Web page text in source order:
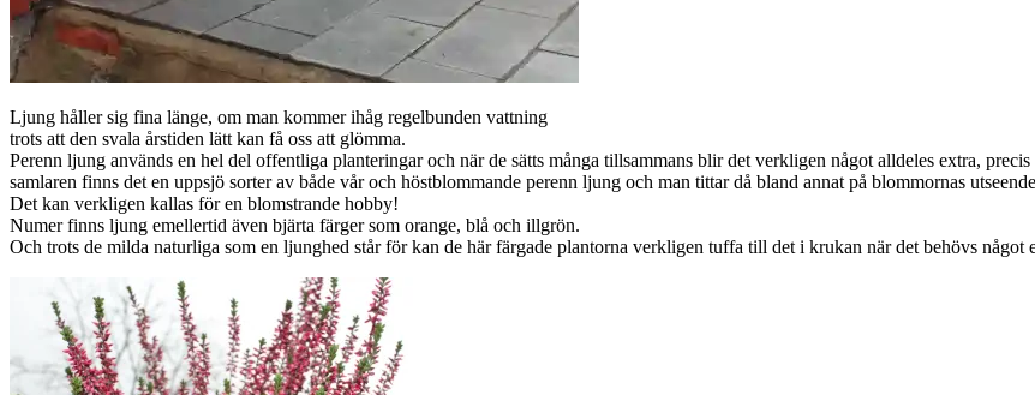
Ljung håller sig fina länge, om man kommer ihåg regelbunden vattning
trots att den svala årstiden lätt kan få oss att glömma.
Perenn ljung används en hel del offentliga planteringar och när de sätts många tillsammans blir det verkligen något alldeles extra,
samlaren finns det en uppsjö sorter av både vår och höstblommande perenn ljung och man tittar då bland annat på blommornas
Det kan verkligen kallas för en blomstrande hobby!
Numer finns ljung emellertid även bjärta färger som orange, blå och illgrön.
Och trots de milda naturliga som en ljunghed står för kan de här färgade plantorna verkligen tuffa till det i krukan när det behövs något